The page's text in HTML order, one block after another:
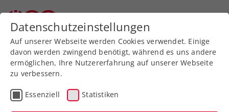
Persönlicher Bereich für
Registrierte
Datenschutzeinstellungen
Auf unserer Webseite werden Cookies verwendet. Einige
davon werden zwingend benötigt, während es uns andere
ermöglichen, Ihre Nutzererfahrung auf unserer Webseite
zu verbessern.
Essenziell Statistiken